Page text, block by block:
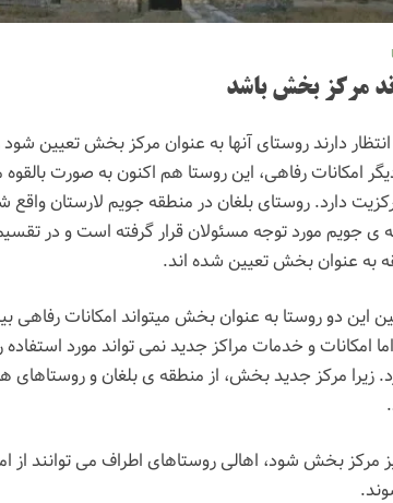
مرکز بخش باشد
دارند روستای آنها به عنوان مرکز بخش تعیین شود
امکانات رفاهی، این روستا هم اکنون به صورت
دارد. روستای بلغان در منطقه جویم لارستان
جویم مورد توجه مسئولان قرار گرفته است و در
به عنوان بخش تعیین شده اند.
این دو روستا به عنوان بخش میتواند امکانات رفاهی
امکانات و خدمات مراکز جدید نمی تواند مورد
مرکز بخش شود، اهالی روستاهای اطراف می توانند از
گفتگوی زنده
.
.
. پروژه های در